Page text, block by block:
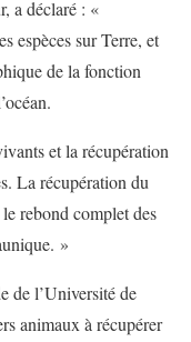
a déclaré : «
espèces sur Terre, et
de la fonction
et la récupération
La récupération du
rebond complet des
»
de l’Université de
animaux à récupérer